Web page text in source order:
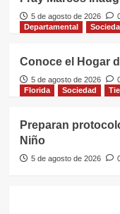
5 de agosto de 2026
Departamental
Conoce el Hogar
5 de agosto de 2026
Florida
Sociedad
Preparan
Niño
5 de agosto de 2026